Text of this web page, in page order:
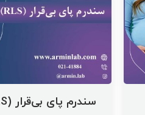
سندرم پای بی‌قرار (RLS)